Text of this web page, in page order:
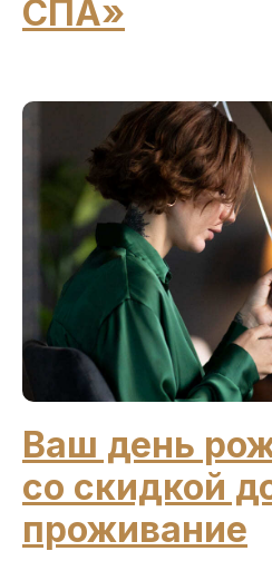
СПА»
Ваш день
со скидкой
проживание